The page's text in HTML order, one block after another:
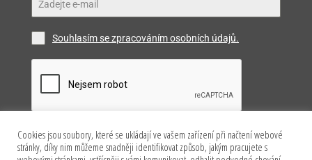
Souhlasím se zpracováním osobních údajů.
Odeslat
Cookies jsou soubory, které se ukládají ve vašem zařízení při načtení webové
stránky, díky nim můžeme snadněji identifikovat způsob, jakým pracujete s